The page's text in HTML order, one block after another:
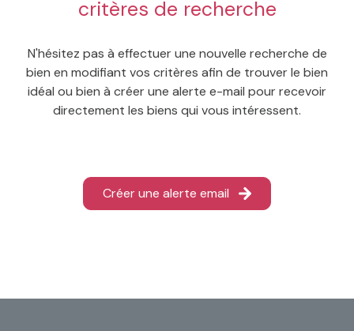
contact
critères de recherche
N'hésitez pas à effectuer une nouvelle recherche de
bien en modifiant vos critères afin de trouver le bien
idéal ou bien à créer une alerte e-mail pour recevoir
directement les biens qui vous intéressent.
Créer une alerte email